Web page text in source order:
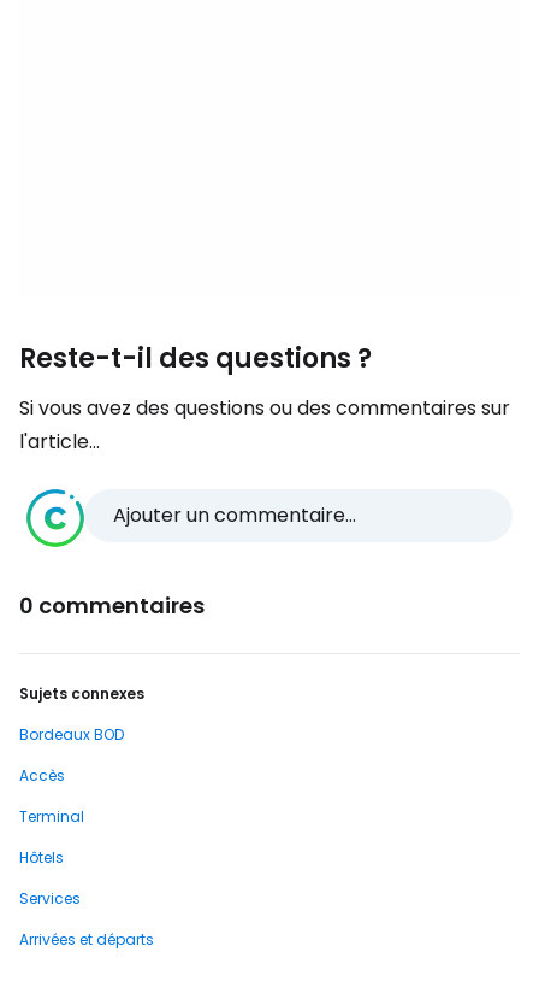
Reste-t-il des questions ?
Si vous avez des questions ou des commentaires sur
l'article...
Ajouter un commentaire...
0 commentaires
Sujets connexes
Bordeaux BOD
Accès
Terminal
Hôtels
Services
Arrivées et départs